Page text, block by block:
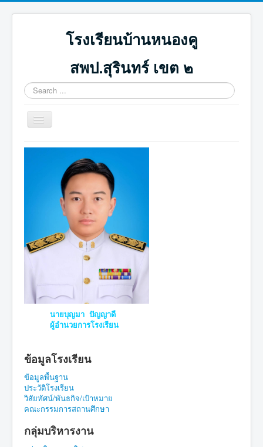
โรงเรียนบ้านหนองคู
สพป.สุรินทร์ เขต ๒
Search
...
Toggle
Navigation
หน้าแรก
ปฏิทินกิจกรรม
ภาพกิจกรรม
ดาวน์โหลด
ติดต่อเรา
นายบุญมา ปัญญาดี
ผู้อำนวยการโรงเรียน
ข้อมูลโรงเรียน
ข้อมูลพื้นฐาน
ประวัติโรงเรียน
วิสัยทัศน์/พันธกิจ/เป้าหมาย
คณะกรรมการสถานศึกษา
กลุ่มบริหารงาน